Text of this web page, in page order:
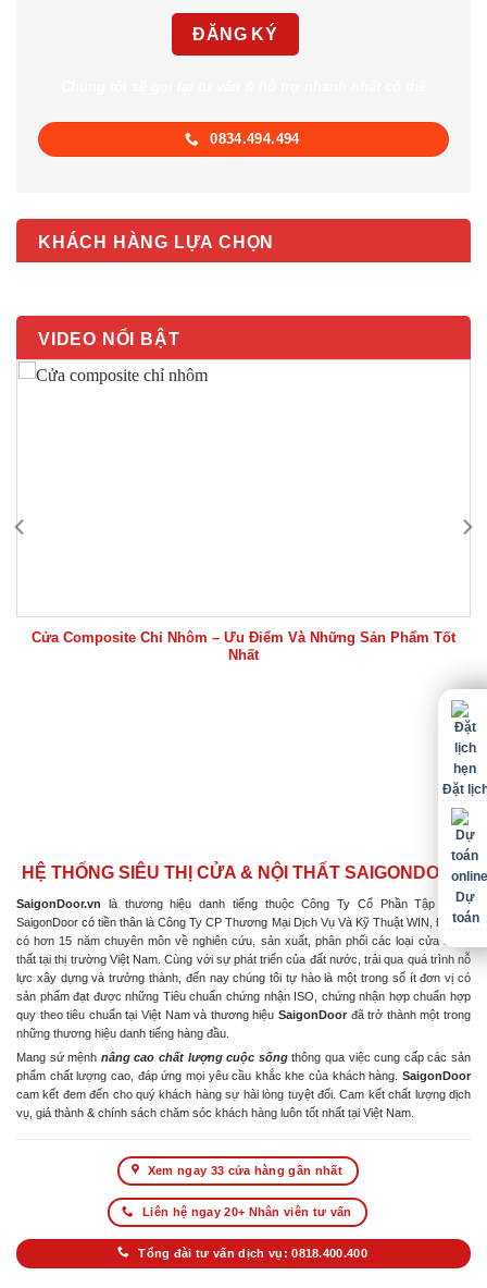
0834.494.494
KHÁCH HÀNG LỰA CHỌN
VIDEO NỔI BẬT
Cửa Composite Chỉ Nhôm – Ưu Điểm Và Những Sản Phẩm Tốt
Nhất
HỆ THỐNG SIÊU THỊ CỬA & NỘI THẤT SAIGONDOOR
SaigonDoor.vn là thương hiệu danh tiếng thuộc Công Ty Cổ Phần Tập Đoàn
SaigonDoor có tiền thân là Công Ty CP Thương Mại Dịch Vụ Và Kỹ Thuật WIN, Đơn vị
có hơn 15 năm chuyên môn về nghiên cứu, sản xuất, phân phối các loại cửa & nội
thất tại thị trường Việt Nam. Cùng với sự phát triển của đất nước, trải qua quá trình nỗ
lực xây dựng và trưởng thành, đến nay chúng tôi tự hào là một trong số ít đơn vị có
sản phẩm đạt được những Tiêu chuẩn chứng nhận ISO, chứng nhận hợp chuẩn hợp
quy theo tiêu chuẩn tại Việt Nam và thương hiệu SaigonDoor đã trở thành một trong
những thương hiệu danh tiếng hàng đầu.
Mang sứ mệnh nâng cao chất lượng cuộc sốngthông qua việc cung cấp các sản
phẩm chất lượng cao, đáp ứng mọi yêu cầu khắc khe của khách hàng. SaigonDoor
cam kết đem đến cho quý khách hàng sự hài lòng tuyệt đối. Cam kết chất lượng dịch
vụ, giá thành & chính sách chăm sóc khách hàng luôn tốt nhất tại Việt Nam.
Xem ngay 33 cửa hàng gần nhất
Liên hệ ngay 20+ Nhân viên tư vấn
Tổng đài tư vấn dịch vụ: 0818.400.400
Đặt
Dự
toán